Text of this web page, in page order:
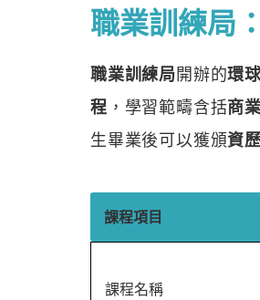
職業訓練局
職業訓練局開辦的環
程 ，學習範疇含括商
生畢業後可以獲頒資
課程項目
課程名稱